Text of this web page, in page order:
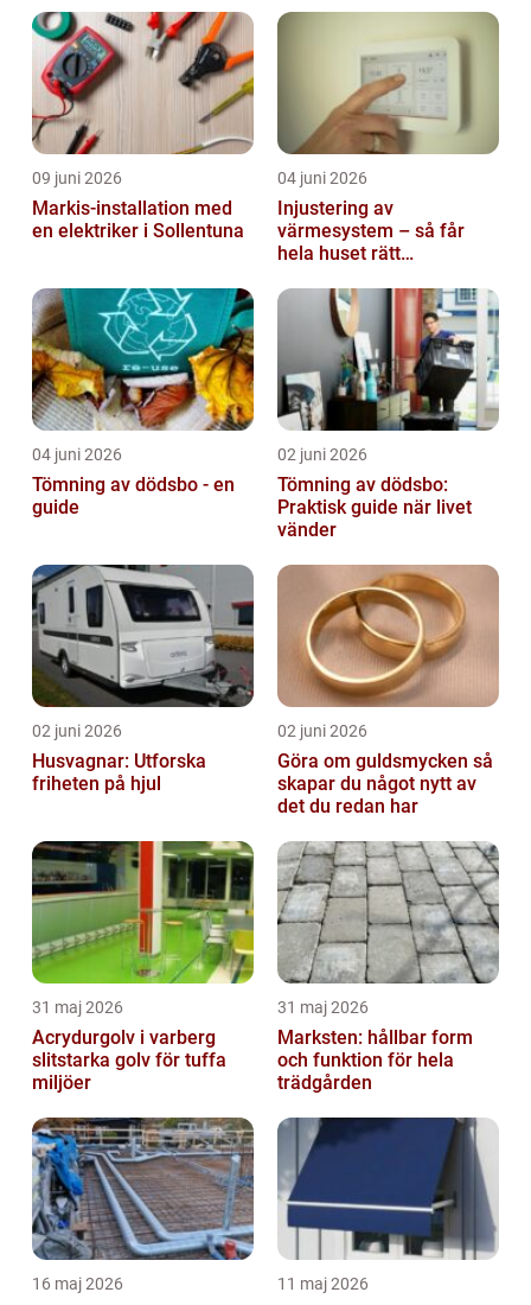
09 juni 2026
Markis-installation med
en elektriker i Sollentuna
04 juni 2026
Injustering av
värmesystem – så får
hela huset rätt
04 juni 2026
Tömning av dödsbo - en
guide
02 juni 2026
Tömning av dödsbo:
Praktisk guide när livet
vänder
02 juni 2026
Husvagnar: Utforska
friheten på hjul
02 juni 2026
Göra om guldsmycken så
skapar du något nytt av
det du redan har
31 maj 2026
Acrydurgolv i varberg
slitstarka golv för tuffa
miljöer
31 maj 2026
Marksten: hållbar form
och funktion för hela
trädgården
16 maj 2026 11 maj 2026